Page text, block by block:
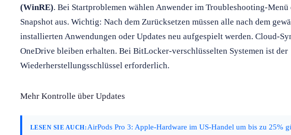
(WinRE). Bei Startproblemen wählen Anwender im Troubleshooting-Menü
Snapshot aus. Wichtig: Nach dem Zurücksetzen müssen alle nach dem
installierten Anwendungen oder Updates neu aufgespielt werden. Cloud-
OneDrive bleiben erhalten. Bei BitLocker-verschlüsselten Systemen ist der
Wiederherstellungsschlüssel erforderlich.
Mehr Kontrolle über Updates
LESEN SIE AUCH: AirPods Pro 3: Apple-Hardware im US-Handel um bis zu 25%